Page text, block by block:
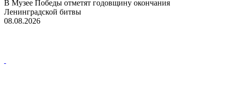
В Музее Победы отметят годовщину окончания
Ленинградской битвы
08.08.2026